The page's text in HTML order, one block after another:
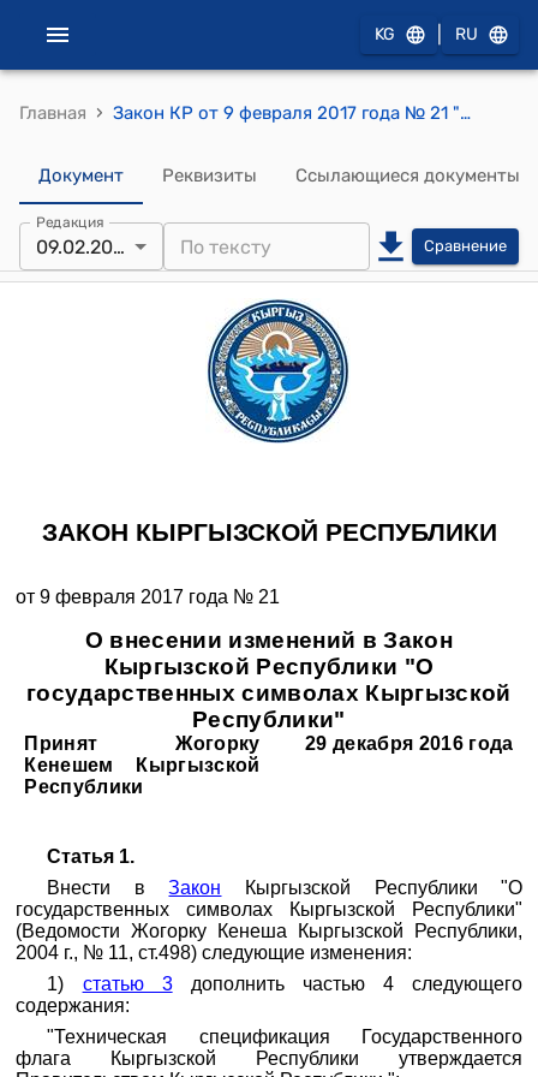
KG RU
Главная › Закон КР от 9 февраля 2017 года № 21 "О внесении изменений в Закон Кыргызской Республики "О государственных символах Кыргызской Республики"
Документ Реквизиты Ссылающиеся документы
Редакция
09.02.2017 Сравнение